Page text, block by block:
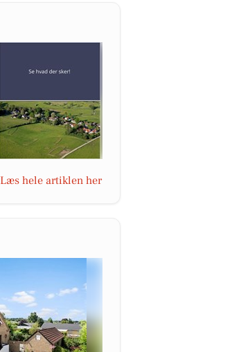
Læs hele artiklen her